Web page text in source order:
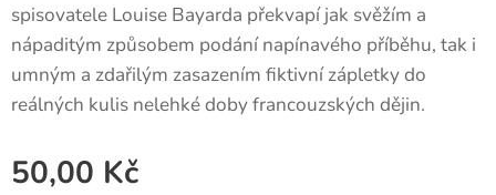
spisovatele Louise Bayarda překvapí jak svěžím a
nápaditým způsobem podání napínavého příběhu, tak i
umným a zdařilým zasazením fiktivní zápletky do
reálných kulis nelehké doby francouzských dějin.
50,00 Kč